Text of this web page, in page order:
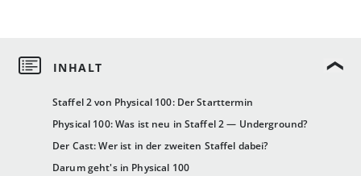
Staffel 2 von Physical 100: Der Starttermin
Physical 100: Was ist neu in Staffel 2 — Underground?
Der Cast: Wer ist in der zweiten Staffel dabei?
Darum geht's in Physical 100